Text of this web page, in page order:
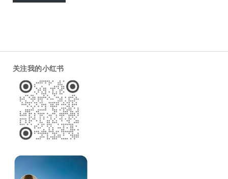
关注我的小红书